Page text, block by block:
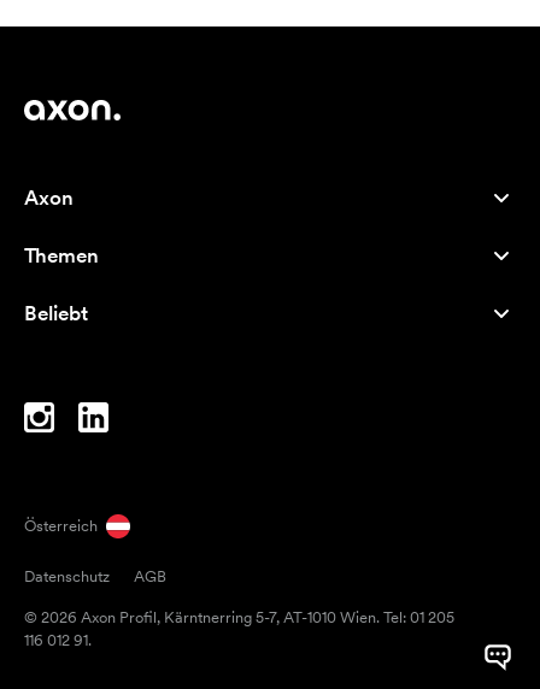
Axon
Über uns
Careers
Themen
Bestseller
Inspiration
Beliebt
Notizbücher
Regenschirme
Österreich
Datenschutz
AGB
© 2026 Axon Profil, Kärntnerring 5-7, AT-1010 Wien. Tel: 01 205
116 012 91.